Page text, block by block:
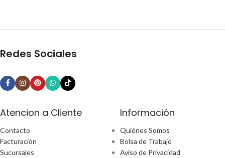
Redes Sociales
Atencion a Cliente
Contacto
Facturación
Sucursales
Información
Quiénes Somos
Bolsa de Trabajo
Aviso de Privacidad